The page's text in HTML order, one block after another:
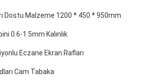
Dostu Malzeme 1200 * 450 * 950mm
0.6-1.5mm Kalınlık
Eczane Ekran Rafları
Cam Tabaka